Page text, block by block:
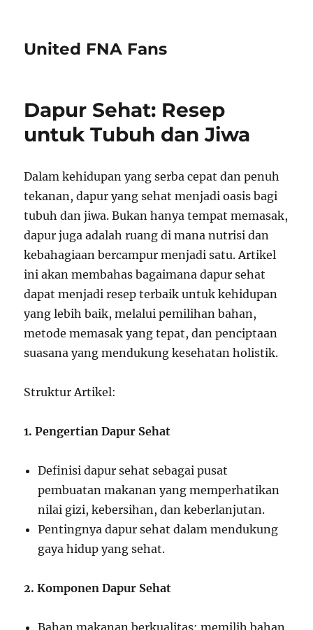
United FNA Fans
Dapur Sehat: Resep
untuk Tubuh dan Jiwa
Dalam kehidupan yang serba cepat dan penuh
tekanan, dapur yang sehat menjadi oasis bagi
tubuh dan jiwa. Bukan hanya tempat memasak,
dapur juga adalah ruang di mana nutrisi dan
kebahagiaan bercampur menjadi satu. Artikel
ini akan membahas bagaimana dapur sehat
dapat menjadi resep terbaik untuk kehidupan
yang lebih baik, melalui pemilihan bahan,
metode memasak yang tepat, dan penciptaan
suasana yang mendukung kesehatan holistik.
Struktur Artikel:
1. Pengertian Dapur Sehat
Definisi dapur sehat sebagai pusat
pembuatan makanan yang memperhatikan
nilai gizi, kebersihan, dan keberlanjutan.
Pentingnya dapur sehat dalam mendukung
gaya hidup yang sehat.
2. Komponen Dapur Sehat
Bahan makanan berkualitas: memilih bahan